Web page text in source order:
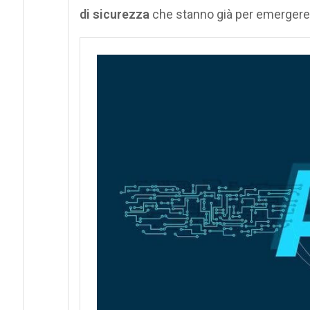
di sicurezza che stanno già per